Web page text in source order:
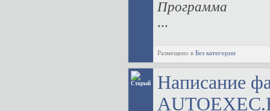
Программа
...
Размещено в Без категории
Написание